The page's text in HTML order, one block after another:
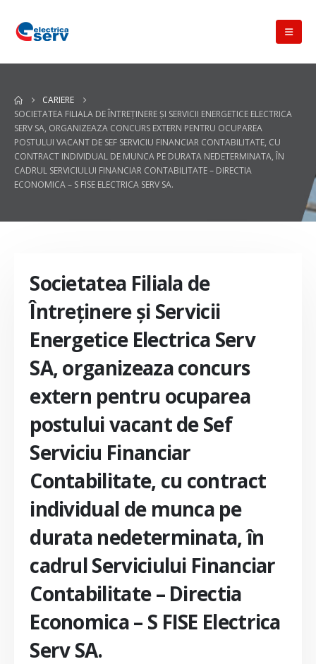
CARIERE
SOCIETATEA FILIALA DE ÎNTREŢINERE ŞI SERVICII ENERGETICE ELECTRICA
SERV SA, ORGANIZEAZA CONCURS EXTERN PENTRU OCUPAREA
POSTULUI VACANT DE SEF SERVICIU FINANCIAR CONTABILITATE, CU
CONTRACT INDIVIDUAL DE MUNCA PE DURATA NEDETERMINATA, ÎN
CADRUL SERVICIULUI FINANCIAR CONTABILITATE – DIRECTIA
ECONOMICA – S FISE ELECTRICA SERV SA.
Societatea Filiala de
Întreţinere şi Servicii
Energetice Electrica Serv
SA, organizeaza concurs
extern pentru ocuparea
postului vacant de Sef
Serviciu Financiar
Contabilitate, cu contract
individual de munca pe
durata nedeterminata, în
cadrul Serviciului Financiar
Contabilitate – Directia
Economica – S FISE Electrica
Serv SA.